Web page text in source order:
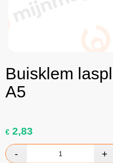
Buisklem
A5
€ 2,83